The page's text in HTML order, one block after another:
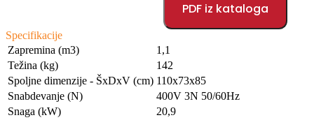
PDF iz kataloga
Specifikacije
Zapremina (m3)
1,1
Težina (kg)
142
Spoljne dimenzije - ŠxDxV (cm) 110x73x85
Snabdevanje (N)
400V 3N 50/60Hz
Snaga (kW)
20,9